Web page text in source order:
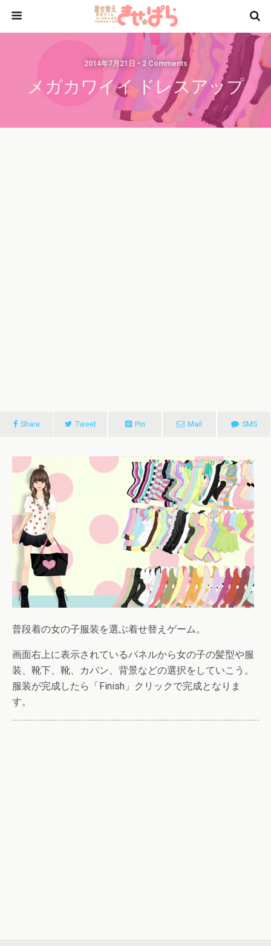
2014年7月21日 • 2 Comments
メガカワイイ ドレスアップ
Share Tweet Pin Mail SMS
普段着の女の子服装を選ぶ着せ替えゲーム。
画面右上に表示されているパネルから女の子の髪型や服
装、靴下、靴、カバン、背景などの選択をしていこう。
服装が完成したら「Finish」クリックで完成となりま
す。